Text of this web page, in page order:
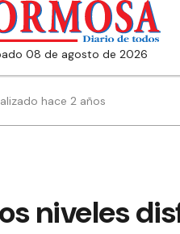
08 de agosto de 2026
hace 2 años
niveles